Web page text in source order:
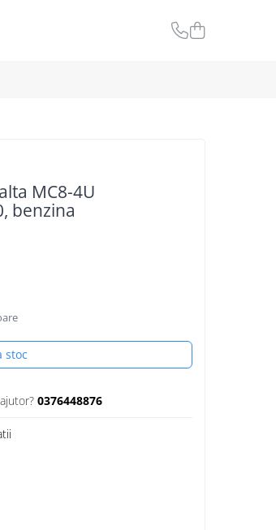
MC8-4U
benzina
stoc
0376448876